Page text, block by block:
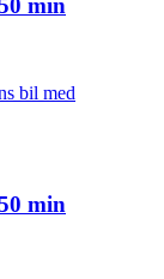
min
bil med
min